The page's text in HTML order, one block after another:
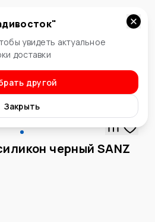
"
увидеть актуальное
доставки
другой
Закрыть
черный SANZ